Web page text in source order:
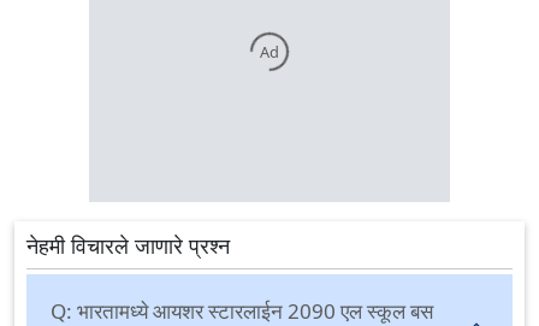
Ad
नेहमी विचारले जाणारे प्रश्न
Q: भारतामध्ये आयशर स्टारलाईन 2090 एल स्कूल बस